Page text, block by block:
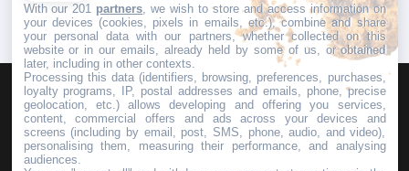
HOMEPAGEREDAZIONEINVIA UN COMUNICATO STAMPA
PUBBLICITÀSCRIVI AL DIRETTORE
With our 201 partners , we wish to store and access information on
your devices (cookies, pixels in emails, etc.), combine and share
your personal data with our partners, whether collected on this
website or in our emails, already held by some of us, or obtained
later, including in other contexts.
Processing this data (identifiers, browsing, preferences, purchases,
loyalty programs, IP, postal addresses and emails, phone, precise
geolocation, etc.) allows developing and offering you services,
content, commercial offers and ads across your devices and
screens (including by email, post, SMS, phone, audio, and video),
personalising them, measuring their performance, and analysing
audiences.